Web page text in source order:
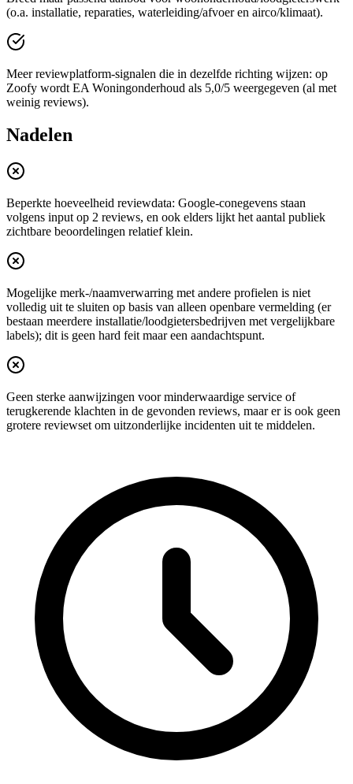
(o.a. installatie, reparaties, waterleiding/afvoer en airco/klimaat).
Meer reviewplatform-signalen die in dezelfde richting wijzen: op
Zoofy wordt EA Woningonderhoud als 5,0/5 weergegeven (al met
weinig reviews).
Nadelen
Beperkte hoeveelheid reviewdata: Google-conegevens staan
volgens input op 2 reviews, en ook elders lijkt het aantal publiek
zichtbare beoordelingen relatief klein.
Mogelijke merk-/naamverwarring met andere profielen is niet
volledig uit te sluiten op basis van alleen openbare vermelding (er
bestaan meerdere installatie/loodgietersbedrijven met vergelijkbare
labels); dit is geen hard feit maar een aandachtspunt.
Geen sterke aanwijzingen voor minderwaardige service of
terugkerende klachten in de gevonden reviews, maar er is ook geen
grotere reviewset om uitzonderlijke incidenten uit te middelen.